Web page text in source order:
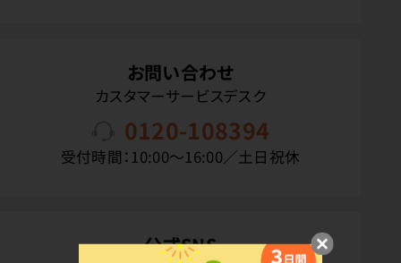
お問い合わせ
カスタマーサービスデスク
0120-108394
受付時間：10:00〜16:00／土日祝休
公式SNS